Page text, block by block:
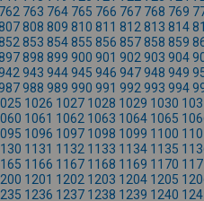
762 763 764 765 766 767 768 769
808 809 810 811 812 813 814
853 854855 856 857858 859
898 899 900 901 902 903 904
943 944945 946 947948 949
988 989 990 991 992 993 994
1026 1027 1028 1029 1030
1061 1062 1063 1064 1065
1096 1097 1098 1099 1100
1131 1132 1133 1134 1135
1166 1167 1168 1169 1170
1201 1202 1203 1204 1205
1236 1237 1238 1239 1240